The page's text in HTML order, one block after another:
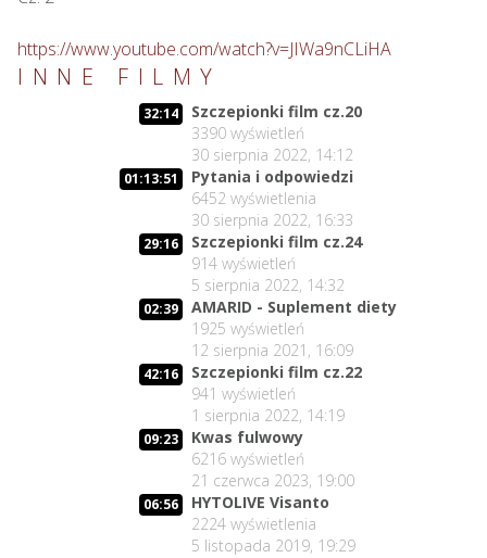
https://www.youtube.com/watch?v=JIWa9nCLiHA
INNE FILMY
32:14
Szczepionki film cz.20
3390 wyświetleń
30 sierpnia 2022, 14:12
01:13:51
Pytania i odpowiedzi
6452 wyświetlenia
30 sierpnia 2022, 16:33
29:16
Szczepionki film cz.24
914 wyświetleń
5 sierpnia 2022, 14:32
02:39
AMARID - Suplement diety
1925 wyświetleń
12 sierpnia 2021, 16:09
42:16
Szczepionki film cz.22
941 wyświetleń
1 sierpnia 2022, 14:19
09:23
Kwas fulwowy
6216 wyświetleń
21 czerwca 2023, 19:00
06:56
HYTOLIVE Visanto
2224 wyświetlenia
5 listopada 2019, 19:29